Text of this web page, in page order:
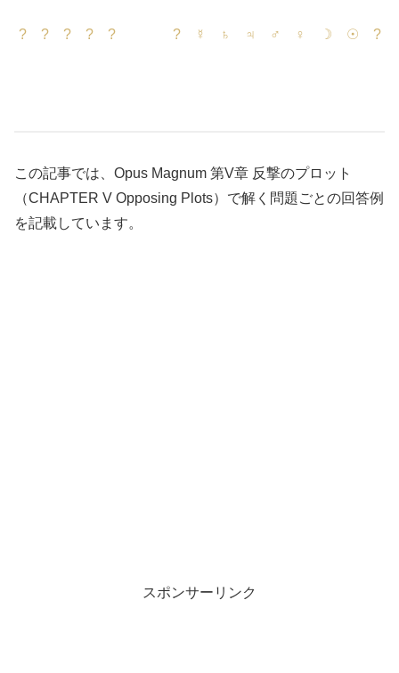
? ? ? ? ? ? ☿ ♄ ♃ ♂ ♀ ☽ ☉ ?
この記事では、Opus Magnum 第V章 反撃のプロット
（CHAPTER V Opposing Plots）で解く問題ごとの回答例
を記載しています。
スポンサーリンク